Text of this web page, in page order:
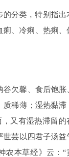
的分类，特别指出
痢、冷痢、热痢、
欠馨、食后饱胀
稀薄；湿热黏滞
又有湿热滞留的
世芸以四君子汤益
农本草经》云：“